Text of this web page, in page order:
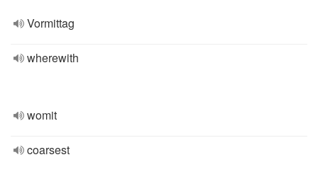
Vormittag
wherewith
womit
coarsest